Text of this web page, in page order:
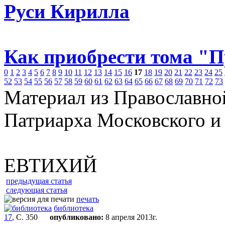
Руси Кирилла
Как приобрести тома
0 1 2 3 4 5 6 7 8 9 10 11 12 13 14 15 16 17 18 19 20 21 22 23 24 25
52 53 54 55 56 57 58 59 60 61 62 63 64 65 66 67 68 69 70 71 72 73
Материал из
Патриарха Московского
ЕВТИХИЙ
предыдущая статья
следующая статья
печать
библиотека
17, С. 350 опубликовано: 8 апреля 2013г.